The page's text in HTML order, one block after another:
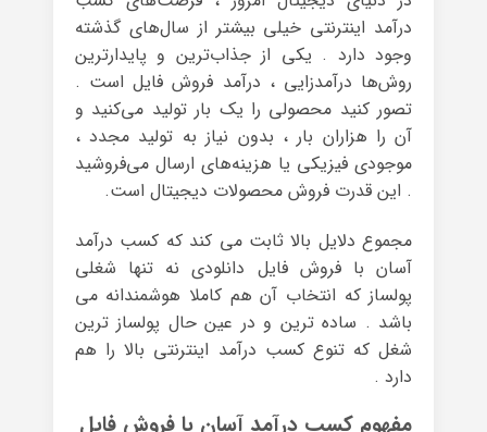
درآمد اینترنتی خیلی بیشتر از سال‌های گذشته
وجود دارد . یکی از جذاب‌ترین و پایدارترین
روش‌ها درآمدزایی ، درآمد فروش فایل است .
تصور کنید محصولی را یک بار تولید می‌کنید و
آن را هزاران بار ، بدون نیاز به تولید مجدد ،
موجودی فیزیکی یا هزینه‌های ارسال می‌فروشید
. این قدرت فروش محصولات دیجیتال است.
مجموع دلایل بالا ثابت می کند که کسب درآمد
آسان با فروش فایل دانلودی نه تنها شغلی
پولساز که انتخاب آن هم کاملا هوشمندانه می
باشد . ساده ترین و در عین حال پولساز ترین
شغل که تنوع کسب درآمد اینترنتی بالا را هم
دارد .